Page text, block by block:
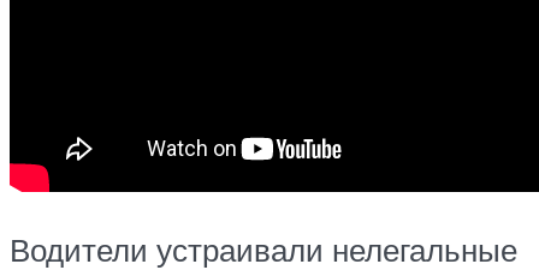
Водители устраивали нелегальные